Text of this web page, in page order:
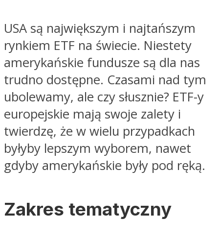
USA są największym i najtańszym
rynkiem ETF na świecie. Niestety
amerykańskie fundusze są dla nas
trudno dostępne. Czasami nad tym
ubolewamy, ale czy słusznie? ETF-y
europejskie mają swoje zalety i
twierdzę, że w wielu przypadkach
byłyby lepszym wyborem, nawet
gdyby amerykańskie były pod ręką.
Zakres tematyczny